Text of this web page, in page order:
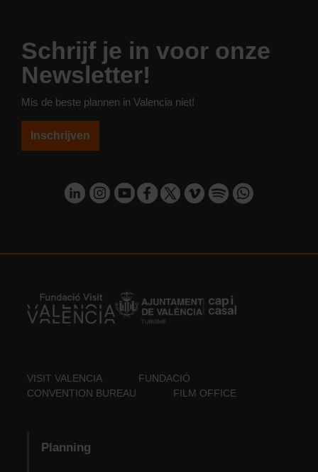
Schrijf je in voor onze
Newsletter!
Mis de beste plannen in Valencia niet!
Inschrijven
VISIT VALENCIA
FUNDACIÓ
CONVENTION BUREAU
FILM OFFICE
Planning